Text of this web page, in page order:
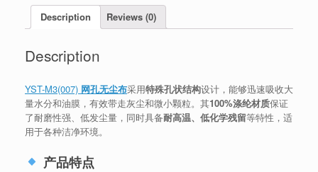
Description Reviews (0)
Description
YST-M3(007) 网孔无尘布采用特殊孔状结构设计，能够迅速吸收大
量水分和油膜，有效带走灰尘和微小颗粒。其100%涤纶材质保证
了耐磨性强、低发尘量，同时具备耐高温、低化学残留等特性，适
用于各种洁净环境。
产品特点